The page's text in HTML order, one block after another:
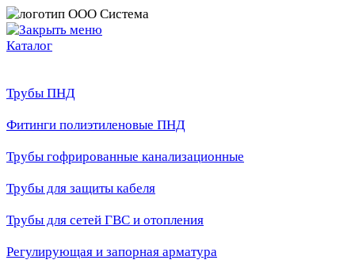
Каталог
Трубы ПНД
Фитинги полиэтиленовые ПНД
Трубы гофрированные канализационные
Трубы для защиты кабеля
Трубы для сетей ГВС и отопления
Регулирующая и запорная арматура